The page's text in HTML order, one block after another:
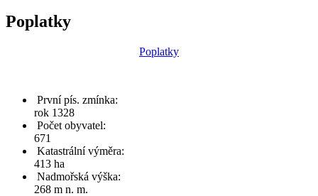
Poplatky
Poplatky
První pís. zmínka:
rok 1328
Počet obyvatel:
671
Katastrální výměra:
413 ha
Nadmořská výška:
268 m n. m.